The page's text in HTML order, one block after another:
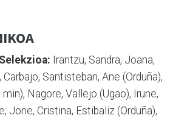
Irantzu, Sandra, Joana,
Carbajo, Santisteban, Ane (Orduña),
Nagore, Vallejo (Ugao), Irune,
Jone, Cristina, Estibaliz (Orduña),